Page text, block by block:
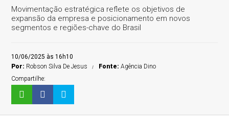
Movimentação estratégica reflete os objetivos de
expansão da empresa e posicionamento em novos
segmentos e regiões-chave do Brasil
10/06/2025 às 16h10
Por: Robson Silva De Jesus Fonte:Agência Dino
Compartilhe: